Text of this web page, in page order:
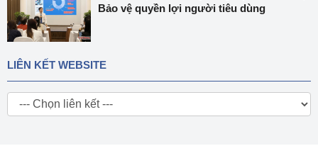
Bảo vệ quyền lợi người tiêu dùng
LIÊN KẾT WEBSITE